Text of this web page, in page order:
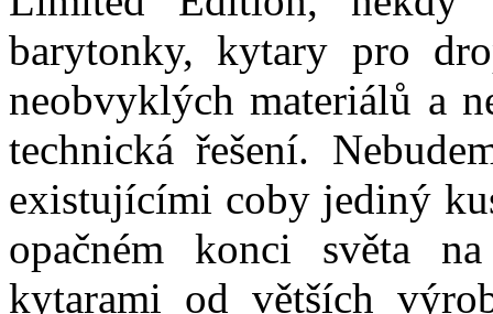
barytonky, kytary pro
neobvyklých materiálů a
technická řešení.
existujícími coby jediný
opačném konci světa
kytarami od větších